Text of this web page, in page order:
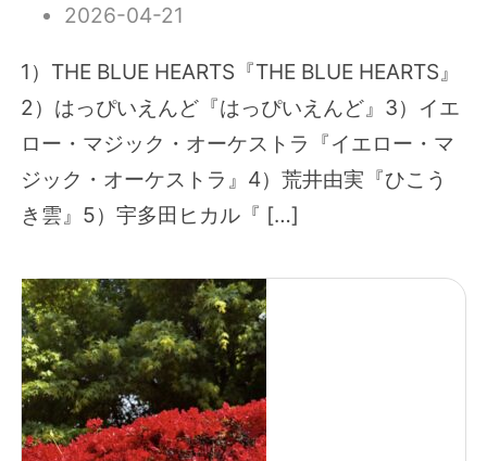
2026-04-21
1）THE BLUE HEARTS『THE BLUE HEARTS』
2）はっぴいえんど『はっぴいえんど』3）イエ
ロー・マジック・オーケストラ『イエロー・マ
ジック・オーケストラ』4）荒井由実『ひこう
き雲』5）宇多田ヒカル『 […]